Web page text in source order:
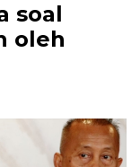
soal
oleh